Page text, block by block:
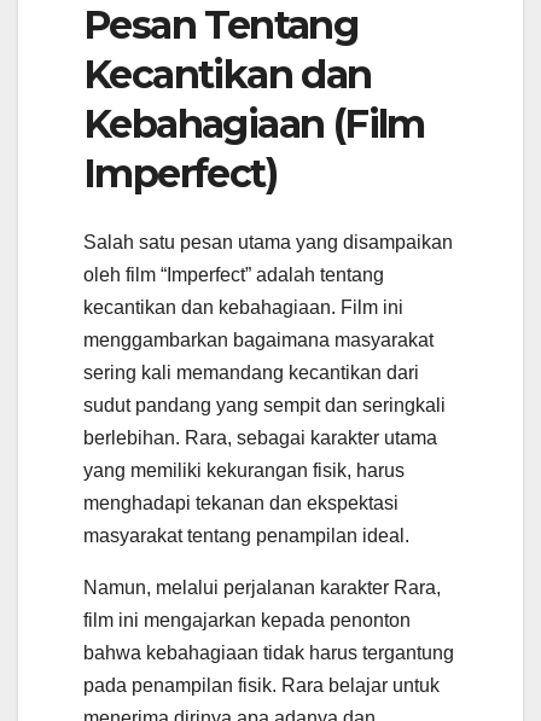
Pesan Tentang
Kecantikan dan
Kebahagiaan (Film
Imperfect)
Salah satu pesan utama yang disampaikan
oleh film “Imperfect” adalah tentang
kecantikan dan kebahagiaan. Film ini
menggambarkan bagaimana masyarakat
sering kali memandang kecantikan dari
sudut pandang yang sempit dan seringkali
berlebihan. Rara, sebagai karakter utama
yang memiliki kekurangan fisik, harus
menghadapi tekanan dan ekspektasi
masyarakat tentang penampilan ideal.
Namun, melalui perjalanan karakter Rara,
film ini mengajarkan kepada penonton
bahwa kebahagiaan tidak harus tergantung
pada penampilan fisik. Rara belajar untuk